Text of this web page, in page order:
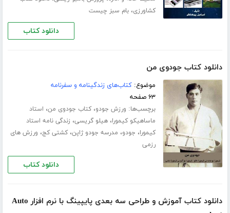
کشاورزی،بام سبز چیست
دانلود کتاب
دانلود کتاب جودوی من
موضوع:کتاب‌های زندگینامه و سفرنامه
۶۳ صفحه
برچسب‌ها: ورزش جودو،کتاب جودوی من، استاد
ماساهیکو کیمورا،هیلو گریسی، زندگی نامه استاد
کیمورا، جودو، مدرسه جودو ژاپن،کشتی کج، ورزش های
رزمی
دانلود کتاب
دانلود کتاب آموزش و طراحی سه بعدی پایپینگ با نرم افزار Auto